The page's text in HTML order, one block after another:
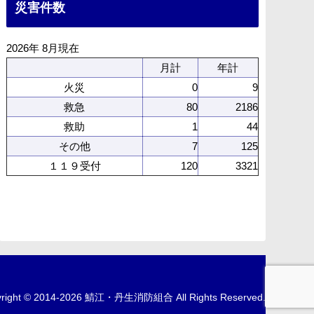
災害件数
2026年 8月現在
月計
年計
火災
0
9
救急
80
2186
救助
1
44
その他
7
125
１１９受付
120 3321
© 2014-2026 鯖江・丹生消防組合 All Rights Reserved.